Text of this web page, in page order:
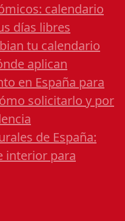
calendario
días libres
tu calendario
aplican
en España para
solicitarlo y por
de España:
interior para